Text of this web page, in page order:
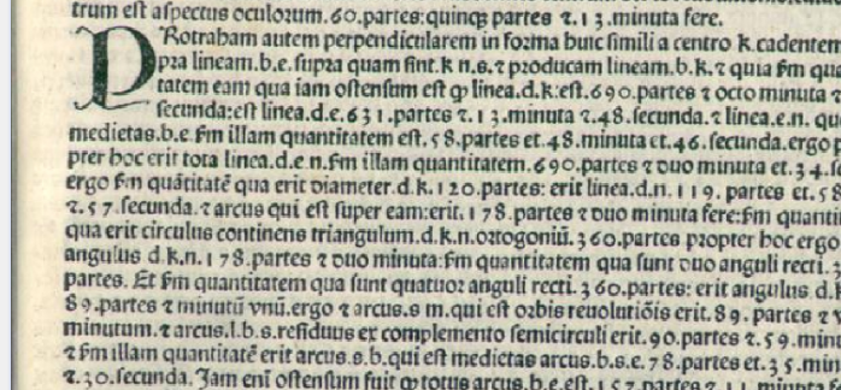
Images
Texts
betaGlossary
Resources
Licenses·FAQ·Contact·
Impressum· Privacy· 2013
Print 🖨